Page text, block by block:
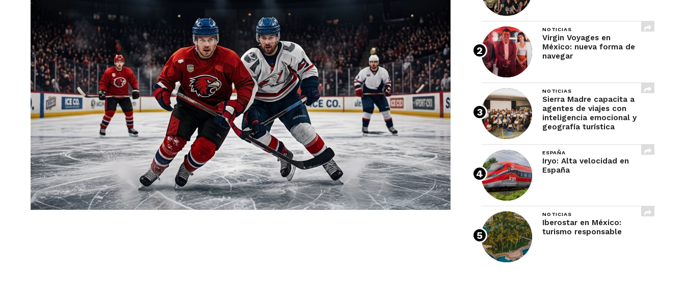
NOTICIAS
Virgin Voyages en
México: nueva forma de
navegar
NOTICIAS
Sierra Madre capacita a
agentes de viajes con
inteligencia emocional y
geografía turística
ESPAÑA
Iryo: Alta velocidad en
España
NOTICIAS
Iberostar en México:
turismo responsable